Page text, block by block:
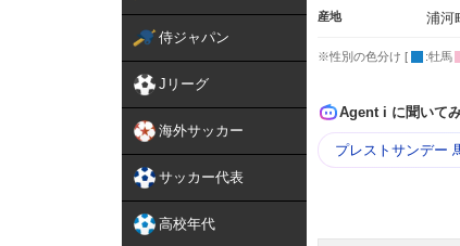
侍ジャパン
Jリーグ
海外サッカー
サッカー代表
高校年代
産地 浦河
※性別の色分け [ :牡馬
Agent i に聞いて
プレストサンデー